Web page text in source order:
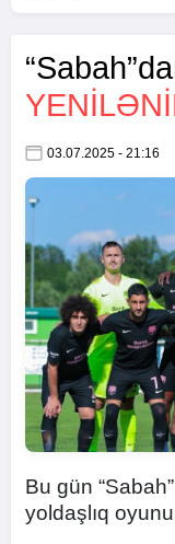
03.07.2025 - 21:16
Bu gün
yoldaşlıq